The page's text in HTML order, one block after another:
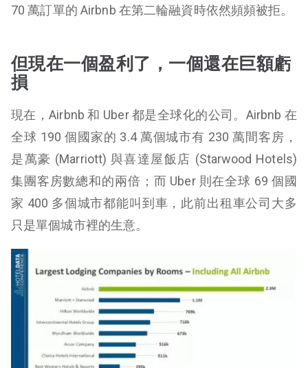
70 萬訂單的 Airbnb 在第二輪融資時依然頻頻被拒。
但現在一個盈利了，一個還在巨額虧
損
現在，Airbnb 和 Uber 都是全球化的公司。Airbnb 在
全球 190 個國家的 3.4 萬個城市有 230 萬間客房，
是萬豪 (Marriott) 與喜達屋飯店 (Starwood Hotels)
集團客房數總和的兩倍；而 Uber 則在全球 69 個國
家 400 多個城市都能叫到車，此前出租車公司大多
只是單個城市裡的生意。